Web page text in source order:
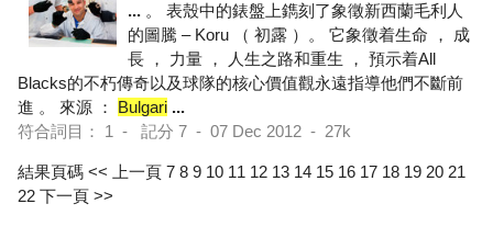
... 。 表殼中的錶盤上鐫刻了象徵新西蘭毛利人
的圖騰 – Koru （ 初露 ）。 它象徵着生命 ， 成
長 ， 力量 ， 人生之路和重生 ， 預示着All
Blacks的不朽傳奇以及球隊的核心價值觀永遠指導他們不斷前
進 。 來源 ： Bulgari ...
符合詞目： 1 - 記分 7 - 07 Dec 2012 - 27k
結果頁碼 << 上一頁 7 8 9 10 11 12 13 14 15 16 17 18 19 20 21
22 下一頁 >>